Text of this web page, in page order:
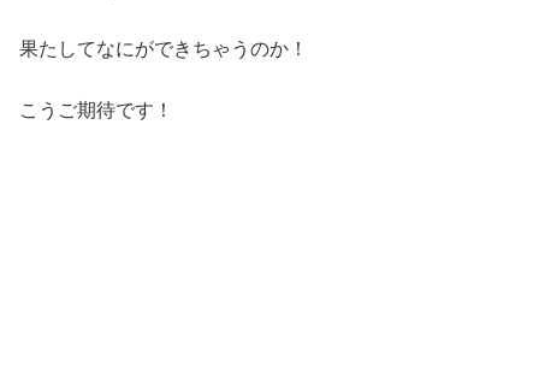
果たしてなにができちゃうのか！
こうご期待です！